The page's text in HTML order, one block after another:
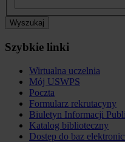
Wyszukaj
Szybkie linki
Wirtualna uczelnia
Mój USWPS
Poczta
Formularz rekrutacyny
Biuletyn Informacji
Katalog biblioteczny
Dostęp do baz